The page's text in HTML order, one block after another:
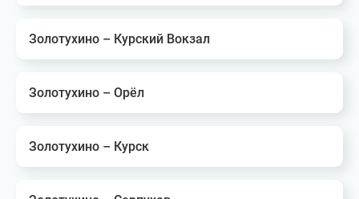
Золотухино – Курский Вокзал
Золотухино – Орёл
Золотухино – Курск